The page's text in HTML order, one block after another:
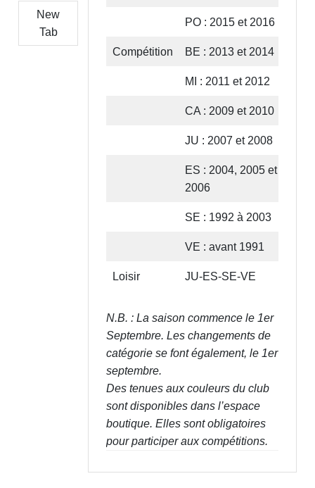
New
Tab
PO : 2015 et 2016
Compétition BE : 2013 et 2014
MI : 2011 et 2012
CA : 2009 et 2010
JU : 2007 et 2008
ES : 2004, 2005 et
2006
SE : 1992 à 2003
VE : avant 1991
Loisir JU-ES-SE-VE
N.B. : La saison commence le 1er
Septembre. Les changements de
catégorie se font également, le 1er
septembre.
Des tenues aux couleurs du club
sont disponibles dans l’espace
boutique. Elles sont obligatoires
pour participer aux compétitions.